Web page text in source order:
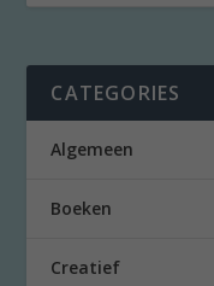
CATEGORIES
Algemeen
Boeken
Creatief